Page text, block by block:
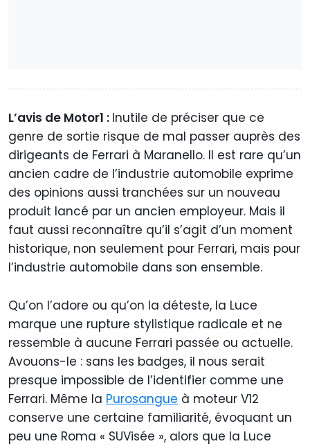
L’avis de Motor1 : Inutile de préciser que ce
genre de sortie risque de mal passer auprès des
dirigeants de Ferrari à Maranello. Il est rare qu’un
ancien cadre de l’industrie automobile exprime
des opinions aussi tranchées sur un nouveau
produit lancé par un ancien employeur. Mais il
faut aussi reconnaître qu’il s’agit d’un moment
historique, non seulement pour Ferrari, mais pour
l’industrie automobile dans son ensemble.
Qu’on l’adore ou qu’on la déteste, la Luce
marque une rupture stylistique radicale et ne
ressemble à aucune Ferrari passée ou actuelle.
Avouons-le : sans les badges, il nous serait
presque impossible de l’identifier comme une
Ferrari. Même la Purosangue à moteur V12
conserve une certaine familiarité, évoquant un
peu une Roma « SUVisée », alors que la Luce